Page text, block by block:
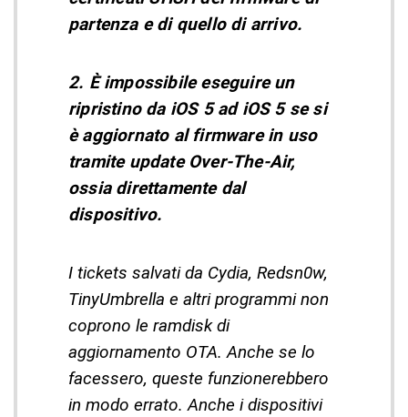
partenza e di quello di arrivo.
2. È impossibile eseguire un
ripristino da iOS 5 ad iOS 5 se si
è aggiornato al firmware in uso
tramite update Over-The-Air,
ossia direttamente dal
dispositivo.
I tickets salvati da Cydia, Redsn0w,
TinyUmbrella e altri programmi non
coprono le ramdisk di
aggiornamento OTA. Anche se lo
facessero, queste funzionerebbero
in modo errato. Anche i dispositivi